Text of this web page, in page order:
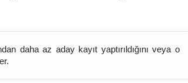
daha az aday kayıt yaptırıldığını veya o